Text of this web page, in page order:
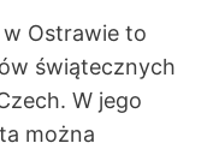
Ostrawie to
świątecznych
W jego
można